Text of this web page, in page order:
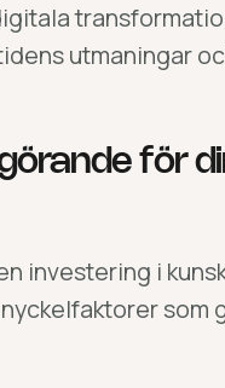
utmaningar
för
investering i
som